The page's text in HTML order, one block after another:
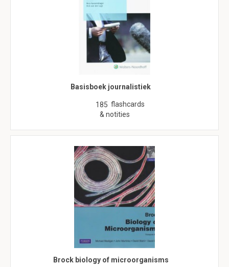
Basisboek journalistiek
185 flashcards
& notities
Brock biology of microorganisms